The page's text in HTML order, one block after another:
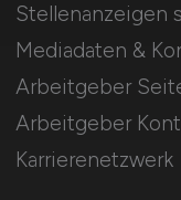
Stellenanzeigen
Mediadaten &
Arbeitgeber
Arbeitgeber
Karrierenetzwerk